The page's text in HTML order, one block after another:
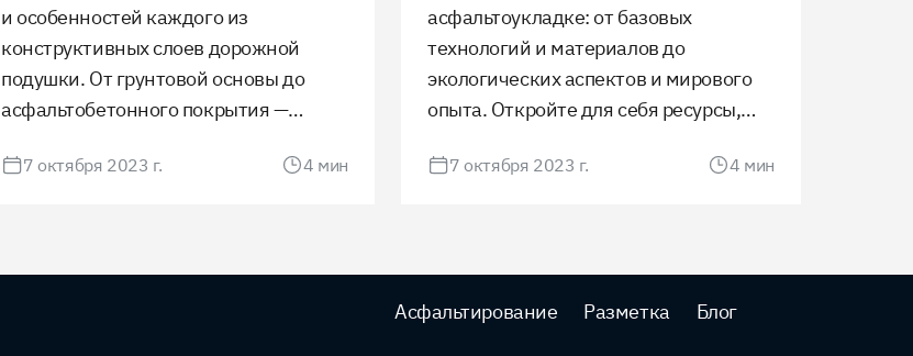
и особенностей каждого из
конструктивных слоев дорожной
подушки. От грунтовой основы до
асфальтобетонного покрытия —
для обеспечения долговечности и
7 октября 2023 г. 4 мин
асфальтоукладке: от базовых
технологий и материалов до
экологических аспектов и мирового
опыта. Откройте для себя ресурсы,
современных тенденций и инноваций
7 октября 2023 г. 4 мин
Асфальтирование Разметка Блог